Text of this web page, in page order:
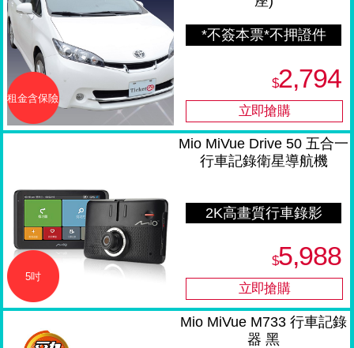
租金含保險
*不簽本票*不押證件
$2,794
5吋
2K高畫質行車錄影
Mio MiVue Drive 50 五合一
行車記錄衛星導航機
$5,988
Mio MiVue M733 行車記錄
器 黑